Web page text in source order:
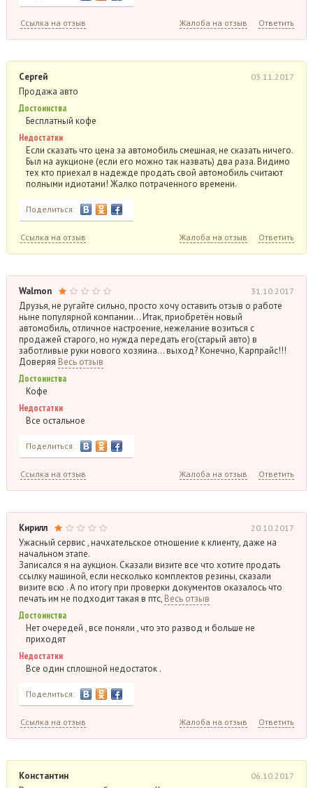
Ссылка на отзыв Жалоба на отзыв Ответить
Сергей 03.11.2017
Продажа авто
Достоинства
Бесплатный кофе
Недостатки
Если сказать что цена за автомобиль смешная, не сказать ничего.
Был на аукционе (если его можно так назвать) два раза. Видимо
тех кто приехал в надежде продать свой автомобиль считают
полными идиотами! Жалко потраченного времени.
Поделиться:
Ссылка на отзыв Жалоба на отзыв Ответить
Walmon 31.10.2017
Друзья, не ругайте сильно, просто хочу оставить отзыв о работе
ныне популярной компании… Итак, приобретён новый
автомобиль, отличное настроение, нежелание возиться с
продажей старого, но нужда передать его(старый авто) в
заботливые руки нового хозяина… выход? Конечно, Карпрайс!!!
Доверяя Весь отзыв
Достоинства
Кофе
Недостатки
Все остальное
Поделиться:
Ссылка на отзыв Жалоба на отзыв Ответить
Кирилл 20.10.2017
Ужасный сервис , начхательское отношение к клиенту, даже на
начальном этапе.
Записался я на аукцион. Сказали визите все что хотите продать
ссылку машиной, если несколько комплектов резины, сказали
визите всю . А по итогу при проверки документов оказалось что
печать им не подходит такая в птс, Весь отзыв
Достоинства
Нет очередей , все поняли , что это развод и больше не
приходят
Недостатки
Все один сплошной недостаток .
Поделиться:
Ссылка на отзыв Жалоба на отзыв Ответить
Константин 06.10.2017